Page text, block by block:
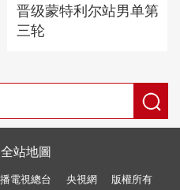
晋级蒙特利尔站男单第
三轮
全站地圖
電視總台 央視網 版權所有